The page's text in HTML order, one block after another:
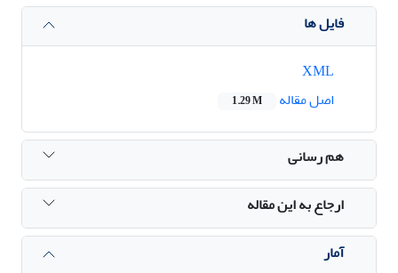
فایل ها
اصل مقاله
1.29 M
هم رسانی
ارجاع به این مقاله
آمار